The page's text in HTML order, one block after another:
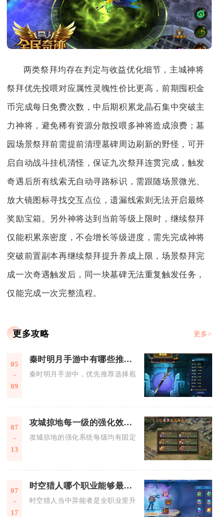
两类祭拜均存在判定与收益优化细节，主城神将
祭拜优先投喂对应属性灵魄性价比更高，前期囤积金
币完成每日免费次数，中后期积累龙晶石集中突破主
力神将，避免稀有资源分散投喂多神将造成浪费；墓
园场景祭拜前需提前清理墓碑周边刷新的野怪，可开
启自动战斗挂机清怪，保证九次祭拜连贯完成，触发
奇遇后所有线索无自动寻路标识，需跟随场景微光、
放大镜图标寻找交互点位，遗漏线索则无法开启最终
奖励宝箱。另外神将达到当前等级上限时，继续祭拜
仅能积累亲密度，不会增长等级进度，需先完成神将
突破前置副本再继续祭拜提升养成上限，场景祭拜完
成一次奇遇触发后，同一块墓碑无法重复触发任务，
仅能完成一次完整流程。
更多攻略 更多>
05
09
秦时明月手游中有哪些推荐的副职业
秦时明月手游中，优先推荐选择庖厨、乐师、影密卫三大副
07
13
攻城掠地每一级的强化效果如何
攻城掠地的强化系统每级均有固定属性增益与特殊机制解锁
07
17
时空猎人哪个职业能够最快速提升等级
时空猎人当中异能者是全职业里升级速度最快的角色，大范